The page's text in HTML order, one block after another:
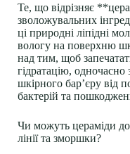
Те, що відрізняє
зволожувальних
ці природні ліпідні
вологу на поверхню
над тим, щоб
гідратацію,
шкірного бар’єру від
бактерій та
Чи можуть цераміди
лінії та зморшки?